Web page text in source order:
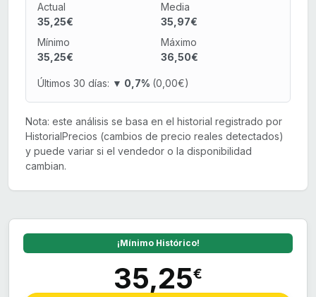
Actual
35,25€
Media
35,97€
Mínimo
35,25€
Máximo
36,50€
Últimos 30 días: ▼ 0,7% (0,00€)
Nota: este análisis se basa en el historial registrado por
HistorialPrecios (cambios de precio reales detectados)
y puede variar si el vendedor o la disponibilidad
cambian.
¡Mínimo Histórico!
35,25€